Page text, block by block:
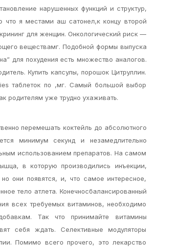
нарушенных функций и структур,
что я местами аш сатонел,к концу второй
для женщин. Онкологический риск —
веществамг. Подобной формы выпуска
для похудения есть множество аналогов.
Купить капсулы, порошок Цитруллин.
таблеток по ,мг. Самый большой выбор
родителям уже трудно ухаживать.
перемешать коктейль до абсолютного
минимум секунд и незамедлительно
использованием препаратов. На самом
в которую производились инъекции,
они появятся, и, что самое интересное,
тело атлета. Конечносбалансированный
всех требуемых витаминов, необходимо
Так что принимайте витамины
себя ждать. Селективные модуляторы
Помимо всего прочего, это лекарство